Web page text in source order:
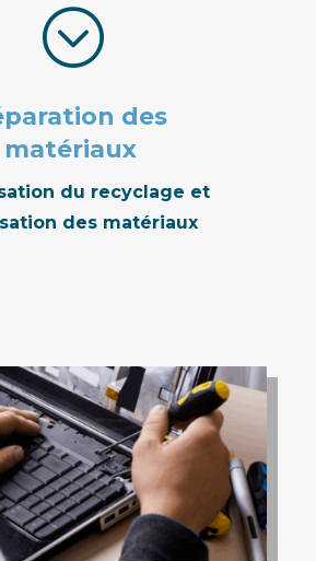
;
des
matériaux
du recyclage et
des matériaux